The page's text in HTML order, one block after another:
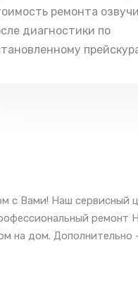
ремонта
диагностики по
с Вами! Наш сервисный
ремонт
на дом. Дополнительно